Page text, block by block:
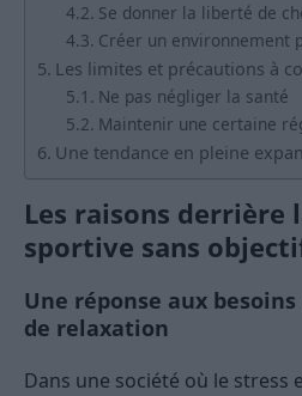
Se donner la liberté de
Créer un environnement
Les limites et précautions à
Ne pas négliger la santé
Maintenir une certaine
Une tendance en pleine
Les raisons derrière
sportive sans
Une réponse aux
de relaxation
Dans une société où le stress